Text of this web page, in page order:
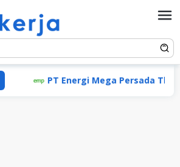
PT Energi Mega Persada Tbk